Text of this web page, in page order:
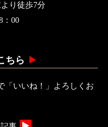
り徒歩7分
：00
ちら
「いいね！」よろしくお